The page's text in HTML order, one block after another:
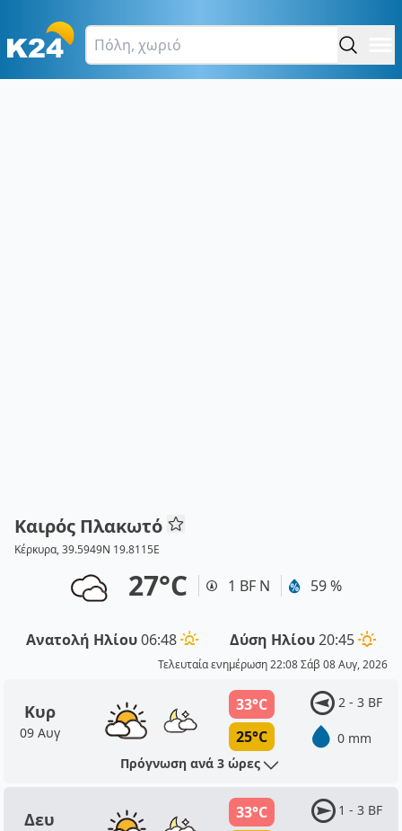
Καιρός Πλακωτό
Κέρκυρα, 39.5949N 19.8115E
27°C 1 BF Ν 59 %
Ανατολή Ηλίου06:48 Δύση Ηλίου20:45
Τελευταία ενημέρωση 22:08 Σάβ 08 Αυγ, 2026
Κυρ
09 Αυγ
33°C
25°C
2 - 3 BF
0 mm
Πρόγνωση ανά 3 ώρες
Δευ
33°C
1 - 3 BF